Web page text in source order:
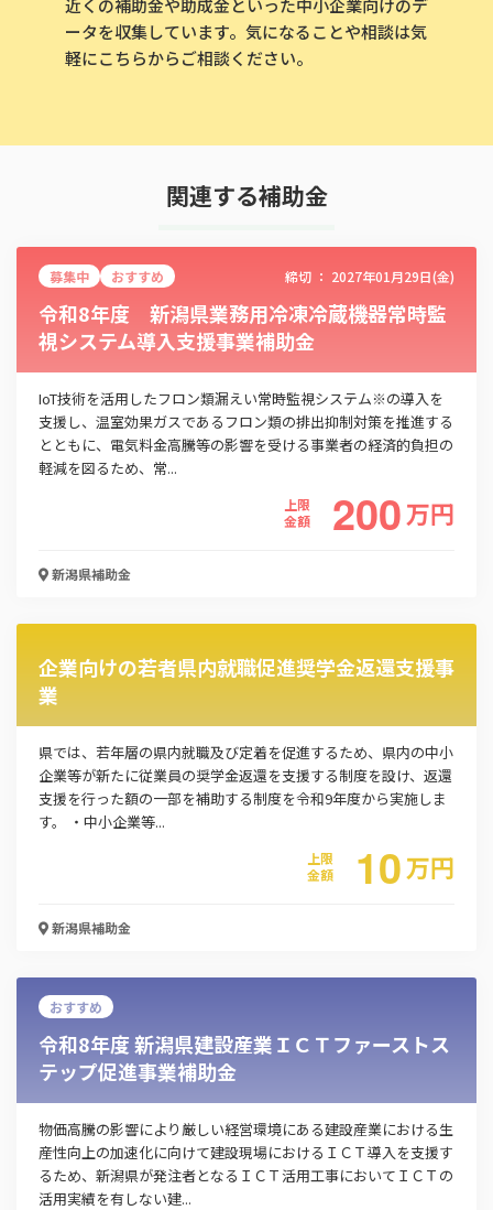
近くの補助金や助成金といった中小企業向けのデ
ータを収集しています。気になることや相談は気
軽にこちらからご相談ください。
関連する補助金
募集中 おすすめ 締切 ： 2027年01月29日(金)
令和8年度 新潟県業務用冷凍冷蔵機器常時監
視システム導入支援事業補助金
IoT技術を活用したフロン類漏えい常時監視システム※の導入を
支援し、温室効果ガスであるフロン類の排出抑制対策を推進する
とともに、電気料金高騰等の影響を受ける事業者の経済的負担の
軽減を図るため、常...
上限
金額
200万円
新潟県補助金
企業向けの若者県内就職促進奨学金返還支援事
業
県では、若年層の県内就職及び定着を促進するため、県内の中小
企業等が新たに従業員の奨学金返還を支援する制度を設け、返還
支援を行った額の一部を補助する制度を令和9年度から実施しま
す。 ・中小企業等...
上限
金額
10万円
新潟県補助金
おすすめ
令和8年度 新潟県建設産業ＩＣＴファーストス
テップ促進事業補助金
物価高騰の影響により厳しい経営環境にある建設産業における生
産性向上の加速化に向けて建設現場におけるＩＣＴ導入を支援す
るため、新潟県が発注者となるＩＣＴ活用工事においてＩＣＴの
活用実績を有しない建...